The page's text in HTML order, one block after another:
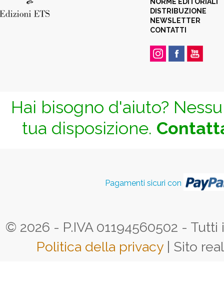
DISTRIBUZIONE
NEWSLETTER
CONTATTI
Hai bisogno d'aiuto?
tua disposizione.
Pagamenti sicuri con
© 2026 - P.IVA 01194560502 -
Politica della privacy | Sito